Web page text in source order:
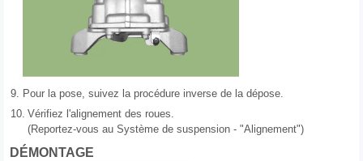
9. Pour la pose, suivez la procédure inverse de la dépose.
10. Vérifiez l'alignement des roues.
(Reportez-vous au Système de suspension - "Alignement")
DÉMONTAGE